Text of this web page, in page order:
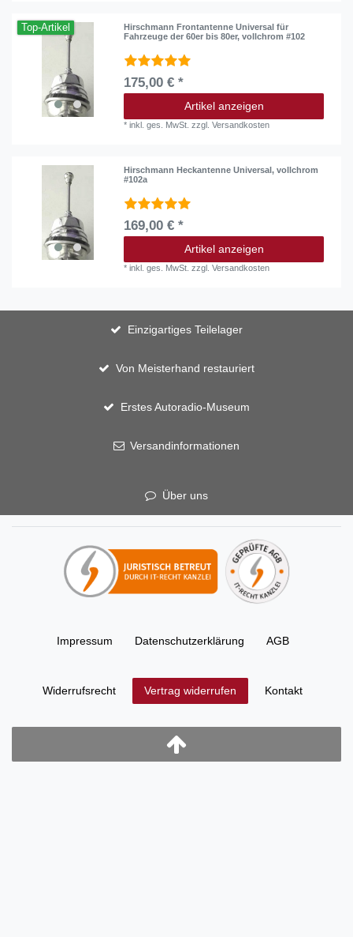
Top-Artikel
Hirschmann Frontantenne Universal für
Fahrzeuge der 60er bis 80er, vollchrom #102
175,00 € *
Artikel anzeigen
*inkl. ges. MwSt. zzgl.Versandkosten
Hirschmann Heckantenne Universal, vollchrom
#102a
169,00 € *
Artikel anzeigen
*inkl. ges. MwSt. zzgl.Versandkosten
Einzigartiges Teilelager
Von Meisterhand restauriert
Erstes Autoradio-Museum
Versandinformationen
Über uns
Impressum Daten­schutz­erklärung AGB
Widerrufs­recht Vertrag widerrufen Kontakt